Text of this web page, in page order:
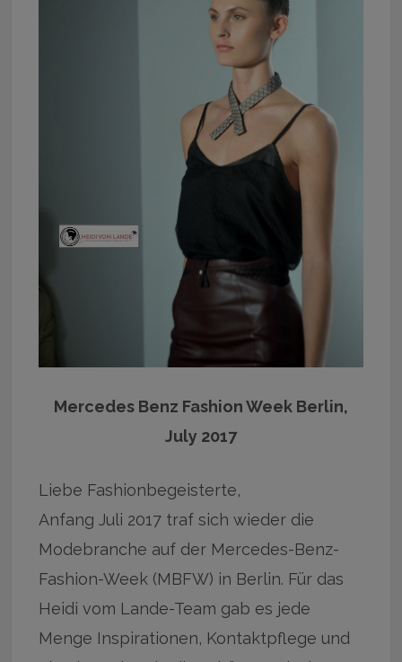
Mercedes Benz Fashion Week Berlin,
July 2017
Liebe Fashionbegeisterte,
Anfang Juli 2017 traf sich wieder die
Modebranche auf der Mercedes-Benz-
Fashion-Week (MBFW) in Berlin. Für das
Heidi vom Lande-Team gab es jede
Menge Inspirationen, Kontaktpflege und